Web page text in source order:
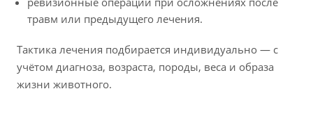
травм или предыдущего лечения.
Тактика лечения подбирается индивидуально — с
учётом диагноза, возраста, породы, веса и образа
жизни животного.